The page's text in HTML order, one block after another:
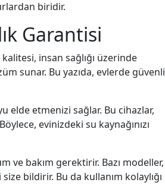
biridir.
Garantisi
insan sağlığı üzerinde
sunar. Bu yazıda, evlerde güvenli
elde etmenizi sağlar. Bu cihazlar,
evinizdeki su kaynağınızı
ve bakım gerektirir. Bazı modeller,
bildirir. Bu da kullanım kolaylığı